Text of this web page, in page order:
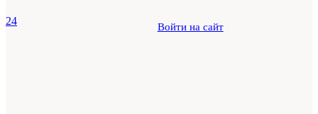
Войти на сайт
24